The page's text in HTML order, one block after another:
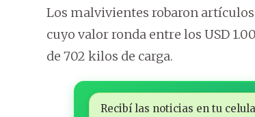
Los malvivientes robaron
cuyo valor ronda entre los USD
de 702 kilos de carga.
Recibí las noticias en tu